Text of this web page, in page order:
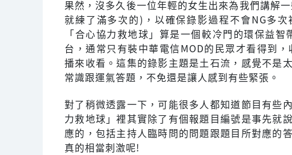
果然，沒多久後一位年輕的女生出來為我們講解
就練了滿多次的)，以確保錄影過程不會NG多次
「合心協力救地球」算是一個較冷門的環保益
台，通常只有裝中華電信MOD的民眾才看得到
播來收看。這集的錄影主題是土石流，感覺不是
常識跟運氣答題，不免還是讓人感到有些緊張。
對了稍微透露一下，可能很多人都知道節目有些
力救地球」裡其實除了有個報題目編號是事先就
應的，包括主持人臨時問的問題跟題目所對應的
真的相當刺激呢!